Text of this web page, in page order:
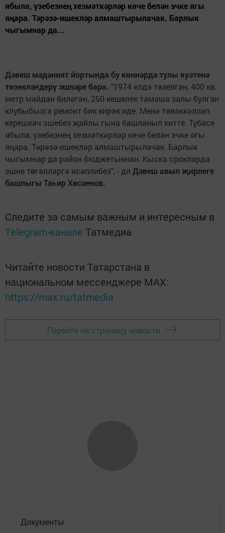
ябыла, үзебезнең хезмәткәрләр көче белән эчке ягы
яңара. Тәрәзә-ишекләр алмаштырылачак. Барлык
чыгымнар да...
Дәвеш мәдәният йортында бу көннәрдә тулы куәтенә
төзекләндерү эшләре бара. "1974 елда төзелгән, 400 кв.
метр мәйдан биләгән, 250 кешелек тамаша залы булган
клубыбызга ремонт бик кирәк иде. Менә тәвәккәлләп
керешкәч эшебез җайлы гына башланып китте. Түбәсе
ябыла, үзебезнең хезмәткәрләр көче белән эчке ягы
яңара. Тәрәзә-ишекләр алмаштырылачак. Барлык
чыгымнар да район бюджетыннан. Кыска срокларда
эшне төгәлләргә исәплибез", - ди Дәвеш авыл җирлеге
башлыгы Таһир Хөсәенов.
Следите за самым важным и интересным в
Telegram-канале Татмедиа
Читайте новости Татарстана в
национальном мессенджере MАХ:
https://max.ru/tatmedia
Перейти на страницу новости
Документы